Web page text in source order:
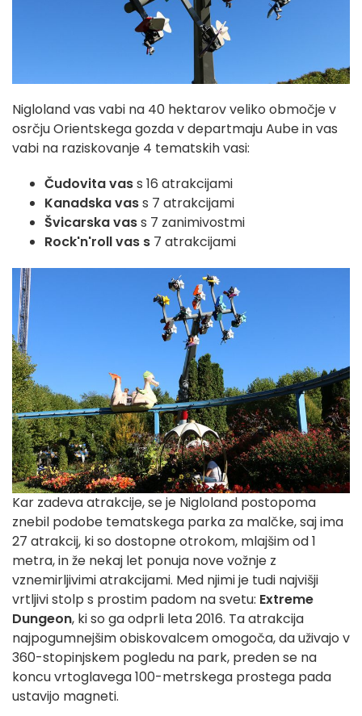
Nigloland vas vabi na 40 hektarov veliko območje v
osrčju Orientskega gozda v departmaju Aube in vas
vabi na raziskovanje 4 tematskih vasi:
Čudovita vass 16 atrakcijami
Kanadska vass 7 atrakcijami
Švicarska vass 7 zanimivostmi
Rock'n'roll vas s 7 atrakcijami
Kar zadeva atrakcije, se je Nigloland postopoma
znebil podobe tematskega parka za malčke, saj ima
27 atrakcij, ki so dostopne otrokom, mlajšim od 1
metra, in že nekaj let ponuja nove vožnje z
vznemirljivimi atrakcijami. Med njimi je tudi najvišji
vrtljivi stolp s prostim padom na svetu: Extreme
Dungeon, ki so ga odprli leta 2016. Ta atrakcija
najpogumnejšim obiskovalcem omogoča, da uživajo v
360-stopinjskem pogledu na park, preden se na
koncu vrtoglavega 100-metrskega prostega pada
ustavijo magneti.